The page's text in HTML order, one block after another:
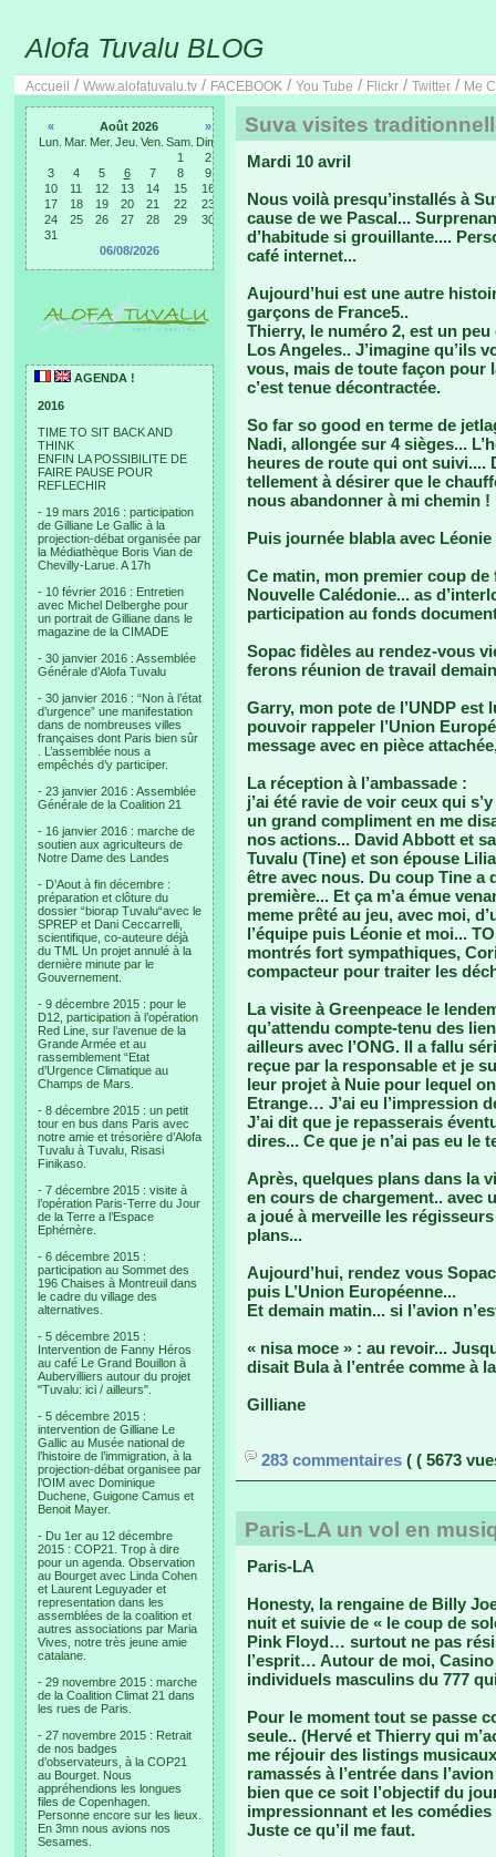
Alofa Tuvalu BLOG
Accueil / Www.alofatuvalu.tv / FACEBOOK / You Tube / Flickr / Twitter / Me
« Août 2026
»
Lun. Mar. Mer. Jeu. Ven. Sam. Dim.
1
2
3
4 5 6 7 8
9
10
11 12 13 14 15
16
17
18 19 20 21 22
23
24
25 26 27 28 29
30
31
06/08/2026
AGENDA !
2016
TIME TO SIT BACK AND
THINK
ENFIN LA POSSIBILITE DE
FAIRE PAUSE POUR
REFLECHIR
- 19 mars 2016 : participation
de Gilliane Le Gallic à la
projection-débat organisée par
la Médiathèque Boris Vian de
Chevilly-Larue. A 17h
- 10 février 2016 : Entretien
avec Michel Delberghe pour
un portrait de Gilliane dans le
magazine de la CIMADE
- 30 janvier 2016 : Assemblée
Générale d’Alofa Tuvalu
- 30 janvier 2016 : “Non à l’état
d’urgence” une manifestation
dans de nombreuses villes
françaises dont Paris bien sûr
. L’assemblée nous a
empêchés d’y participer.
- 23 janvier 2016 : Assemblée
Générale de la Coalition 21
- 16 janvier 2016 : marche de
soutien aux agriculteurs de
Notre Dame des Landes
- D’Aout à fin décembre :
préparation et clôture du
dossier “biorap Tuvalu“avec le
SPREP et Dani Ceccarrelli,
scientifique, co-auteure déjà
du TML Un projet annulé à la
dernière minute par le
Gouvernement.
- 9 décembre 2015 : pour le
D12, participation à l’opération
Red Line, sur l’avenue de la
Grande Armée et au
rassemblement “Etat
d’Urgence Climatique au
Champs de Mars.
- 8 décembre 2015 : un petit
tour en bus dans Paris avec
notre amie et trésorière d’Alofa
Tuvalu à Tuvalu, Risasi
Finikaso.
- 7 décembre 2015 : visite à
l’opération Paris-Terre du Jour
de la Terre a l’Espace
Ephémère.
- 6 décembre 2015 :
participation au Sommet des
196 Chaises à Montreuil dans
le cadre du village des
alternatives.
- 5 décembre 2015 :
Intervention de Fanny Héros
au café Le Grand Bouillon à
Aubervilliers autour du projet
"Tuvalu: ici / ailleurs".
- 5 décembre 2015 :
intervention de Gilliane Le
Gallic au Musée national de
l’histoire de l’immigration, à la
projection-débat organisee par
l’OIM avec Dominique
Duchene, Guigone Camus et
Benoit Mayer.
- Du 1er au 12 décembre
2015 : COP21. Trop à dire
pour un agenda. Observation
au Bourget avec Linda Cohen
et Laurent Leguyader et
representation dans les
assemblées de la coalition et
autres associations par Maria
Vives, notre très jeune amie
catalane.
- 29 novembre 2015 : marche
de la Coalition Climat 21 dans
les rues de Paris.
- 27 novembre 2015 : Retrait
de nos badges
d’observateurs, à la COP21
au Bourget. Nous
appréhendions les longues
files de Copenhagen.
Personne encore sur les lieux.
En 3mn nous avions nos
Sesames.
Suva visites
Mardi 10 avril
Nous voilà presqu’installés à
cause de we Pascal...
d’habitude si grouillante....
café internet...
Aujourd’hui est une autre
garçons de France5..
Thierry, le numéro 2, est un
Los Angeles.. J’imagine qu’ils
vous, mais de toute façon pour
c’est tenue décontractée.
So far so good en terme de
Nadi, allongée sur 4 sièges...
heures de route qui ont suivi....
tellement à désirer que le
nous abandonner à mi chemin !
Puis journée blabla avec
Ce matin, mon premier coup de
Nouvelle Calédonie... as
participation au fonds
Sopac fidèles au rendez-vous
ferons réunion de travail
Garry, mon pote de l’UNDP est
pouvoir rappeler l’Union
message avec en pièce
La réception à l’ambassade :
j’ai été ravie de voir ceux qui
un grand compliment en me
nos actions... David Abbott et
Tuvalu (Tine) et son épouse
être avec nous. Du coup Tine a
première... Et ça m’a émue
meme prêté au jeu, avec moi,
l’équipe puis Léonie et moi...
montrés fort sympathiques,
compacteur pour traiter les
La visite à Greenpeace le
qu’attendu compte-tenu des
ailleurs avec l’ONG. Il a fallu
reçue par la responsable et je
leur projet à Nuie pour lequel
Etrange… J’ai eu l’impression
J’ai dit que je repasserais
dires... Ce que je n’ai pas eu le
Après, quelques plans dans la
en cours de chargement.. avec
a joué à merveille les
plans...
Aujourd’hui, rendez vous
puis L’Union Européenne...
Et demain matin... si l’avion
« nisa moce » : au revoir...
disait Bula à l’entrée comme à
Gilliane
283 commentaires ( ( 5673
Paris-LA un vol en
Paris-LA
Honesty, la rengaine de Billy
nuit et suivie de « le coup de
Pink Floyd… surtout ne pas
l’esprit… Autour de moi,
individuels masculins du 777
Pour le moment tout se passe
seule.. (Hervé et Thierry qui
me réjouir des listings
ramassés à l’entrée dans
bien que ce soit l’objectif du
impressionnant et les
Juste ce qu’il me faut.